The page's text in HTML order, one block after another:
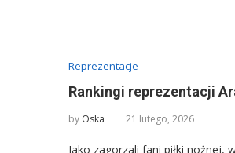
Reprezentacje
Rankingi reprezentacji
by Oska 21 lutego, 2026
Jako zagorzali fani piłki nożnej,